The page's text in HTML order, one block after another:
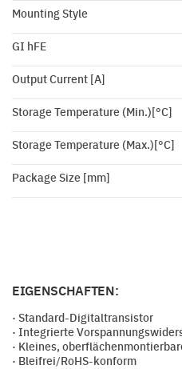
Mounting Style
GI hFE
Output Current [A]
Storage Temperature (Min.)[°C]
Storage Temperature (Max.)[°C]
Package Size [mm]
EIGENSCHAFTEN:
· Standard-Digitaltransistor
· Integrierte
· Kleines,
· Bleifrei/RoHS-konform